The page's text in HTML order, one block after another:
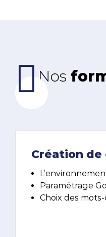
Nos
Création de
Paramétrage
Choix des